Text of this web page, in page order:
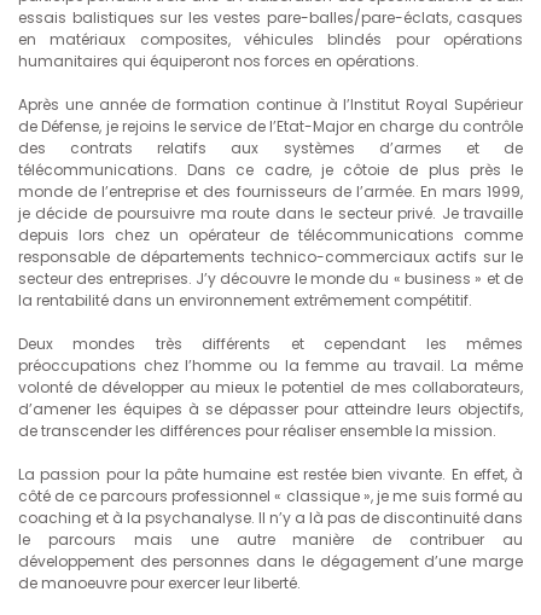
essais balistiques sur les vestes pare-balles/pare-éclats, casques
en matériaux composites, véhicules blindés pour opérations
humanitaires qui équiperont nos forces en opérations.
Après une année de formation continue à l’Institut Royal Supérieur
de Défense, je rejoins le service de l’Etat-Major en charge du contrôle
des contrats relatifs aux systèmes d’armes et de
télécommunications. Dans ce cadre, je côtoie de plus près le
monde de l’entreprise et des fournisseurs de l’armée. En mars 1999,
je décide de poursuivre ma route dans le secteur privé. Je travaille
depuis lors chez un opérateur de télécommunications comme
responsable de départements technico-commerciaux actifs sur le
secteur des entreprises. J’y découvre le monde du « business » et de
la rentabilité dans un environnement extrêmement compétitif.
Deux mondes très différents et cependant les mêmes
préoccupations chez l’homme ou la femme au travail. La même
volonté de développer au mieux le potentiel de mes collaborateurs,
d’amener les équipes à se dépasser pour atteindre leurs objectifs,
de transcender les différences pour réaliser ensemble la mission.
La passion pour la pâte humaine est restée bien vivante. En effet, à
côté de ce parcours professionnel « classique », je me suis formé au
coaching et à la psychanalyse. Il n’y a là pas de discontinuité dans
le parcours mais une autre manière de contribuer au
développement des personnes dans le dégagement d’une marge
de manoeuvre pour exercer leur liberté.